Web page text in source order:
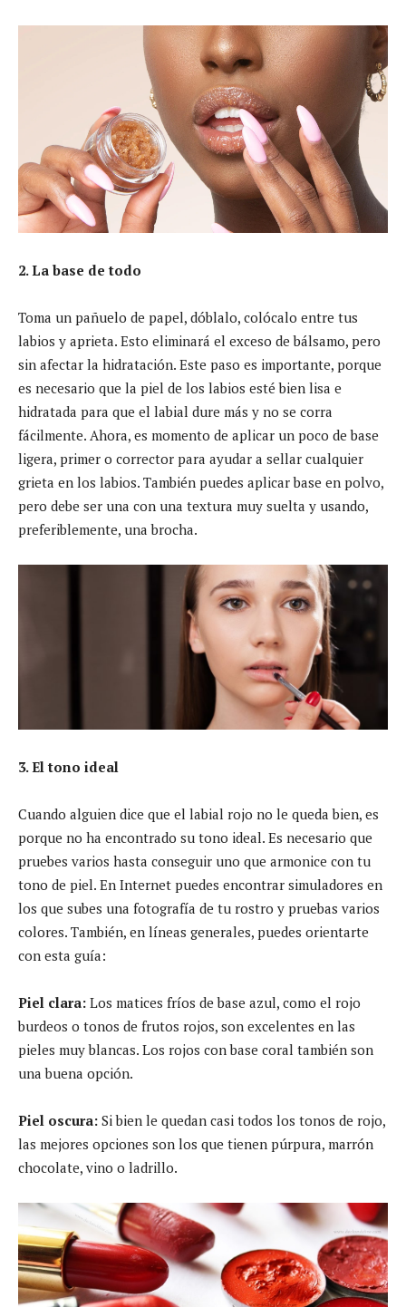
2. La base de todo
Toma un pañuelo de papel, dóblalo, colócalo entre tus
labios y aprieta. Esto eliminará el exceso de bálsamo, pero
sin afectar la hidratación. Este paso es importante, porque
es necesario que la piel de los labios esté bien lisa e
hidratada para que el labial dure más y no se corra
fácilmente. Ahora, es momento de aplicar un poco de base
ligera, primer o corrector para ayudar a sellar cualquier
grieta en los labios. También puedes aplicar base en polvo,
pero debe ser una con una textura muy suelta y usando,
preferiblemente, una brocha.
3. El tono ideal
Cuando alguien dice que el labial rojo no le queda bien, es
porque no ha encontrado su tono ideal. Es necesario que
pruebes varios hasta conseguir uno que armonice con tu
tono de piel. En Internet puedes encontrar simuladores en
los que subes una fotografía de tu rostro y pruebas varios
colores. También, en líneas generales, puedes orientarte
con esta guía:
Piel clara: Los matices fríos de base azul, como el rojo
burdeos o tonos de frutos rojos, son excelentes en las
pieles muy blancas. Los rojos con base coral también son
una buena opción.
Piel oscura: Si bien le quedan casi todos los tonos de rojo,
las mejores opciones son los que tienen púrpura, marrón
chocolate, vino o ladrillo.